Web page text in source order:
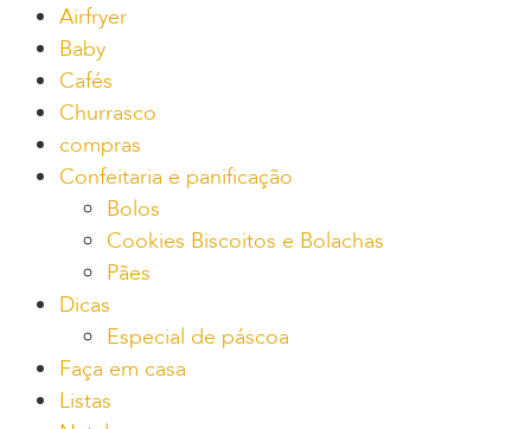
Airfryer
Baby
Cafés
Churrasco
compras
Confeitaria e panificação
Bolos
Cookies Biscoitos e Bolachas
Pães
Dicas
Especial de páscoa
Faça em casa
Listas